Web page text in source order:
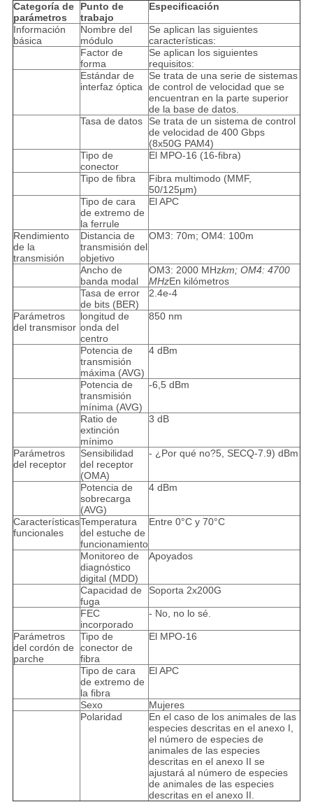
Categoría de
parámetros
Punto de
trabajo
Especificación
Información
básica
Nombre del
módulo
Se aplican las siguientes
características:
Factor de
forma
Se aplican los siguientes
requisitos:
Estándar de
interfaz óptica
Se trata de una serie de sistemas
de control de velocidad que se
encuentran en la parte superior
de la base de datos.
Tasa de datos
Se trata de un sistema de control
de velocidad de 400 Gbps
(8x50G PAM4)
Tipo de
conector
El MPO-16 (16-fibra)
Tipo de fibra
Fibra multimodo (MMF,
50/125μm)
Tipo de cara
de extremo de
la ferrule
El APC
Rendimiento
de la
transmisión
Distancia de
transmisión del
objetivo
OM3: 70m; OM4: 100m
Ancho de
banda modal
OM3: 2000 MHzkm; OM4: 4700
MHzEn kilómetros
Tasa de error
de bits (BER)
2.4e-4
Parámetros
del transmisor
longitud de
onda del
centro
850 nm
Potencia de
transmisión
máxima (AVG)
4 dBm
Potencia de
transmisión
mínima (AVG)
-6,5 dBm
Ratio de
extinción
mínimo
3 dB
Parámetros
del receptor
Sensibilidad
del receptor
(OMA)
- ¿Por qué no?5, SECQ-7.9) dBm
Potencia de
sobrecarga
(AVG)
4 dBm
Características
funcionales
Temperatura
del estuche de
funcionamiento
Entre 0°C y 70°C
Monitoreo de
diagnóstico
digital (MDD)
Apoyados
Capacidad de
fuga
Soporta 2x200G
FEC
incorporado
- No, no lo sé.
Parámetros
del cordón de
parche
Tipo de
conector de
fibra
El MPO-16
Tipo de cara
de extremo de
la fibra
El APC
Sexo
Mujeres
Polaridad
En el caso de los animales de las
especies descritas en el anexo I,
el número de especies de
animales de las especies
descritas en el anexo II se
ajustará al número de especies
de animales de las especies
descritas en el anexo II.